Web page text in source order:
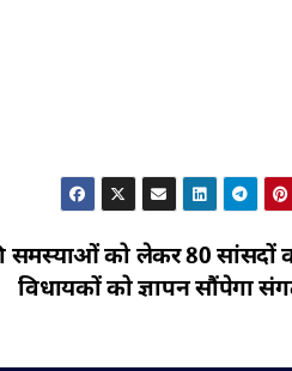
समस्याओं को लेकर 80 सांसदों
विधायकों को ज्ञापन सौंपेगा